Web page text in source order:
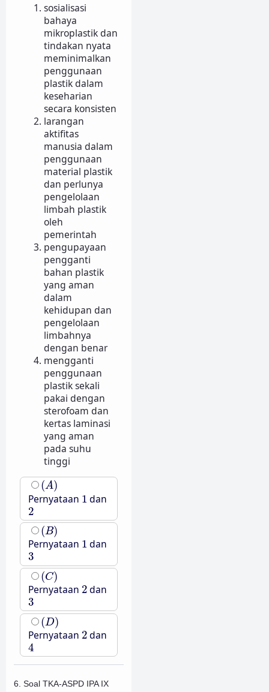
sosialisasi
bahaya
mikroplastik dan
tindakan nyata
meminimalkan
penggunaan
plastik dalam
keseharian
secara konsisten
larangan
aktifitas
manusia dalam
penggunaan
material plastik
dan perlunya
pengelolaan
limbah plastik
oleh
pemerintah
pengupayaan
pengganti
bahan plastik
yang aman
dalam
kehidupan dan
pengelolaan
limbahnya
dengan benar
mengganti
penggunaan
plastik sekali
pakai dengan
sterofoam dan
kertas laminasi
yang aman
pada suhu
tinggi
(A)
(A)
Pernyataan 1
1 dan
2
2
(B)
(B)
Pernyataan 1
1 dan
3
3
(C)
(C)
Pernyataan 2
2dan
3
3
(D)
(D)
Pernyataan 2
2dan
4
4
6. Soal TKA-ASPD IPA IX